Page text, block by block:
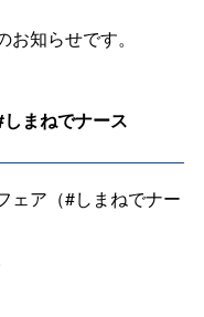
知らせです。
まねでナース
ェア（#しまねでナー